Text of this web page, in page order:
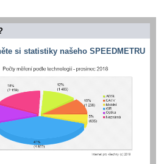
si statistiky našeho SPEEDMETRU